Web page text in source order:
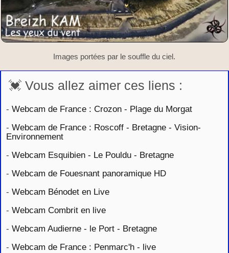
Images portées par le souffle du ciel.
💓 Vous allez aimer ces liens :
- Webcam de France : Crozon - Plage du Morgat
- Webcam de France : Roscoff - Bretagne - Vision-
Environnement
- Webcam Esquibien - Le Pouldu - Bretagne
- Webcam de Fouesnant panoramique HD
- Webcam Bénodet en Live
- Webcam Combrit en live
- Webcam Audierne - le Port - Bretagne
- Webcam de France : Penmarc'h - live